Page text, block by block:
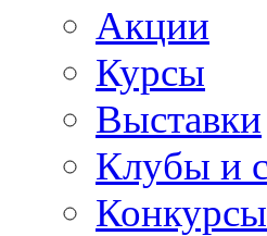
Акции
Курсы
Выставки
Клубы и